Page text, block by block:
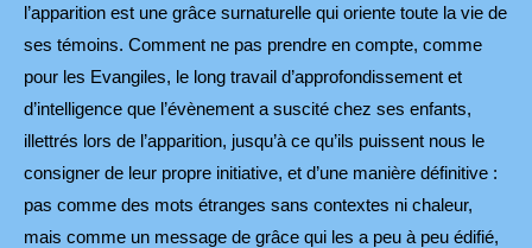
l’apparition est une grâce surnaturelle qui oriente toute la vie de
ses témoins. Comment ne pas prendre en compte, comme
pour les Evangiles, le long travail d’approfondissement et
d’intelligence que l’évènement a suscité chez ses enfants,
illettrés lors de l’apparition, jusqu’à ce qu’ils puissent nous le
consigner de leur propre initiative, et d’une manière définitive :
pas comme des mots étranges sans contextes ni chaleur,
mais comme un message de grâce qui les a peu à peu édifié,